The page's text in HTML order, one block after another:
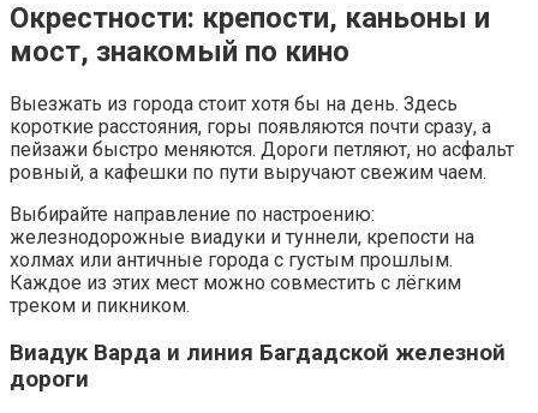
Окрестности: крепости, каньоны и
мост, знакомый по кино
Выезжать из города стоит хотя бы на день. Здесь
короткие расстояния, горы появляются почти сразу, а
пейзажи быстро меняются. Дороги петляют, но асфальт
ровный, а кафешки по пути выручают свежим чаем.
Выбирайте направление по настроению:
железнодорожные виадуки и туннели, крепости на
холмах или античные города с густым прошлым.
Каждое из этих мест можно совместить с лёгким
треком и пикником.
Виадук Варда и линия Багдадской железной
дороги